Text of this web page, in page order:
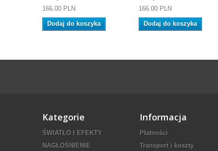
166.00 PLN
Dodaj do koszyka
166.00 PLN
Dodaj do koszyka
Kategorie
ŚWIATŁO I EFEKTY
NAGŁOŚNIENIE
Informacja
Płatności
Transport i koszty